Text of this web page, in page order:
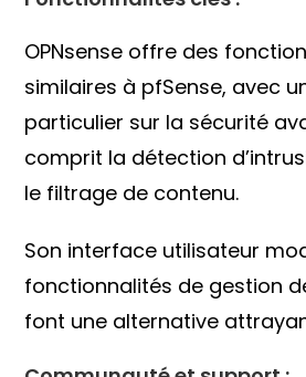
OPNsense offre des
similaires à pfSense, avec
particulier sur la sécurité
comprit la détection
le filtrage de contenu.
Son interface utilisateur
fonctionnalités de gestion
font une alternative